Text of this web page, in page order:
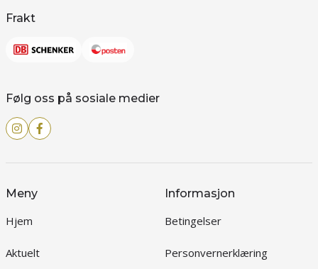
Frakt
Følg oss på sosiale medier
Meny
Hjem
Aktuelt
Informasjon
Betingelser
Personvernerklæring